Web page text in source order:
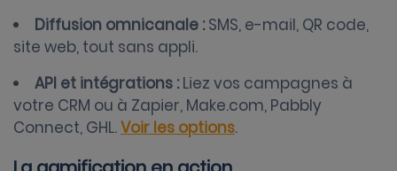
Diffusion omnicanale : SMS, e-mail, QR code,
site web, tout sans appli.
API et intégrations : Liez vos campagnes à
votre CRM ou à Zapier, Make.com, Pabbly
Connect, GHL.Voir les options.